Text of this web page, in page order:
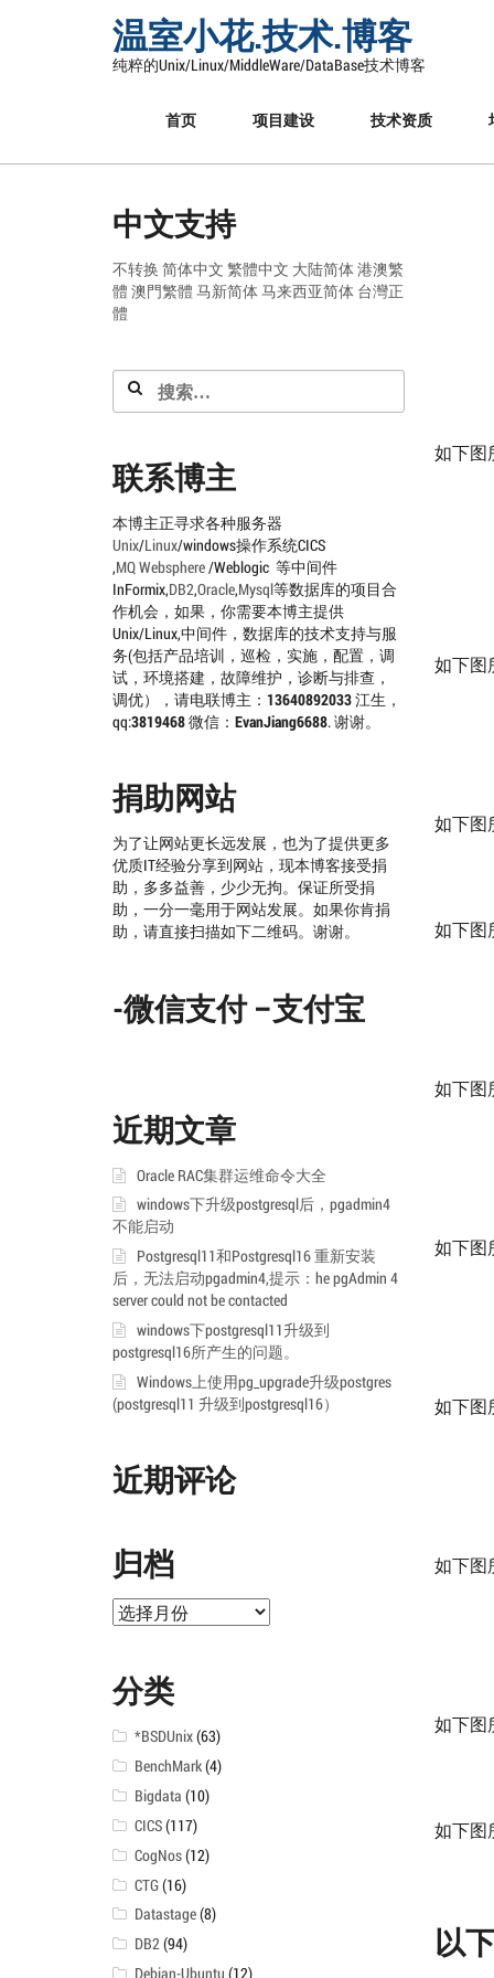
温室小花.技术.博客
纯粹的Unix/Linux/MiddleWare/DataBase技术博客
首页 项目建设 技术资质
如下图
如下图
如下图
如下图
如下图
如下图
如下图
如下图
如下图
如下图
以
中文支持
不转换 简体中文 繁體中文 大陆简体港澳繁
體 澳門繁體 马新简体马来西亚简体 台灣正
體
搜
索：
联系博主
本博主正寻求各种服务器
Unix/Linux/windows操作系统CICS
,MQWebsphere/Weblogic 等中间件
InFormix,DB2,Oracle,Mysql等数据库的项目合
作机会，如果，你需要本博主提供
Unix/Linux,中间件，数据库的技术支持与服
务(包括产品培训，巡检，实施，配置，调
试，环境搭建，故障维护，诊断与排查，
调优），请电联博主： 13640892033江生，
qq:3819468微信： EvanJiang6688. 谢谢。
捐助网站
为了让网站更长远发展，也为了提供更多
优质IT经验分享到网站，现本博客接受捐
助，多多益善，少少无拘。保证所受捐
助，一分一毫用于网站发展。如果你肯捐
助，请直接扫描如下二维码。谢谢。
-微信支付 –支付宝
近期文章
Oracle RAC集群运维命令大全
windows下升级postgresql后，pgadmin4
不能启动
Postgresql11和Postgresql16 重新安装
后，无法启动pgadmin4,提示：he pgAdmin 4
server could not be contacted
windows下postgresql11升级到
postgresql16所产生的问题。
Windows上使用pg_upgrade升级postgres
(postgresql11 升级到postgresql16）
近期评论
归档
归
分类
*BSDUnix(63)
BenchMark(4)
Bigdata (10)
CICS(117)
CogNos(12)
CTG(16)
Datastage(8)
DB2(94)
Debian-Ubuntu (12)